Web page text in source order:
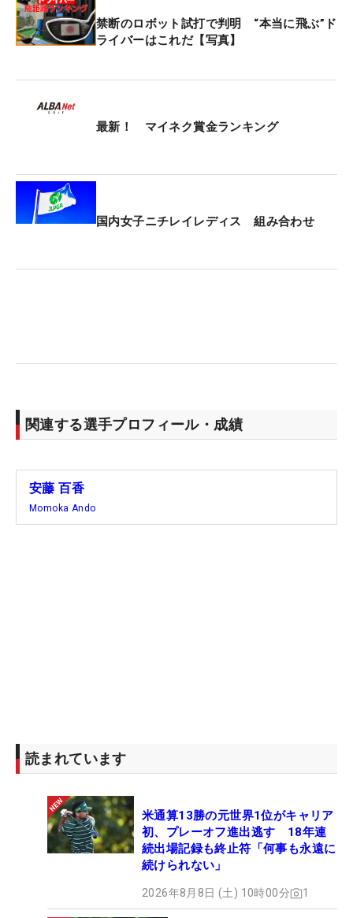
多く出ているマイネクツアーに登録した。
日本での試合は約3年ぶり。「芝とグリーンが全部
るけど、日本ほどラフは長くない。グリーンも50ヤ
ードくらいあった」と慣れないことだらけ。フェア
ーの練習を重点的に取り組んでいる。
今年のマイネクツアーでの目標はもちろん「優
禁断のロボット試打で判明 “本当に飛ぶ”ド
ライバーはこれだ【写真】
最新！ マイネク賞金ランキング
国内女子ニチレイレディス 組み合わせ
関連する選手プロフィール・成績
安藤 百香
Momoka Ando
読まれています
米通算13勝の元世界1位がキャリア
初、プレーオフ進出逃す 18年連
続出場記録も終止符「何事も永遠に
続けられない」
2026年8月8日 (土) 10時00分 1